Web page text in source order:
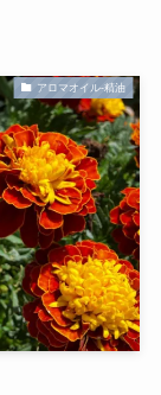
アロマオイル-精油